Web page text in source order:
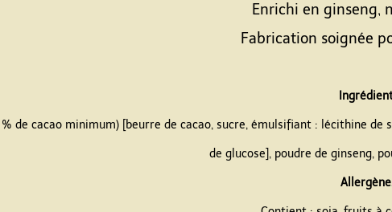
Enrichi en ginseng,
Fabrication soignée
de cacao minimum) [beurre de cacao, sucre, émulsifiant : lécithine
de glucose], poudre de ginseng,